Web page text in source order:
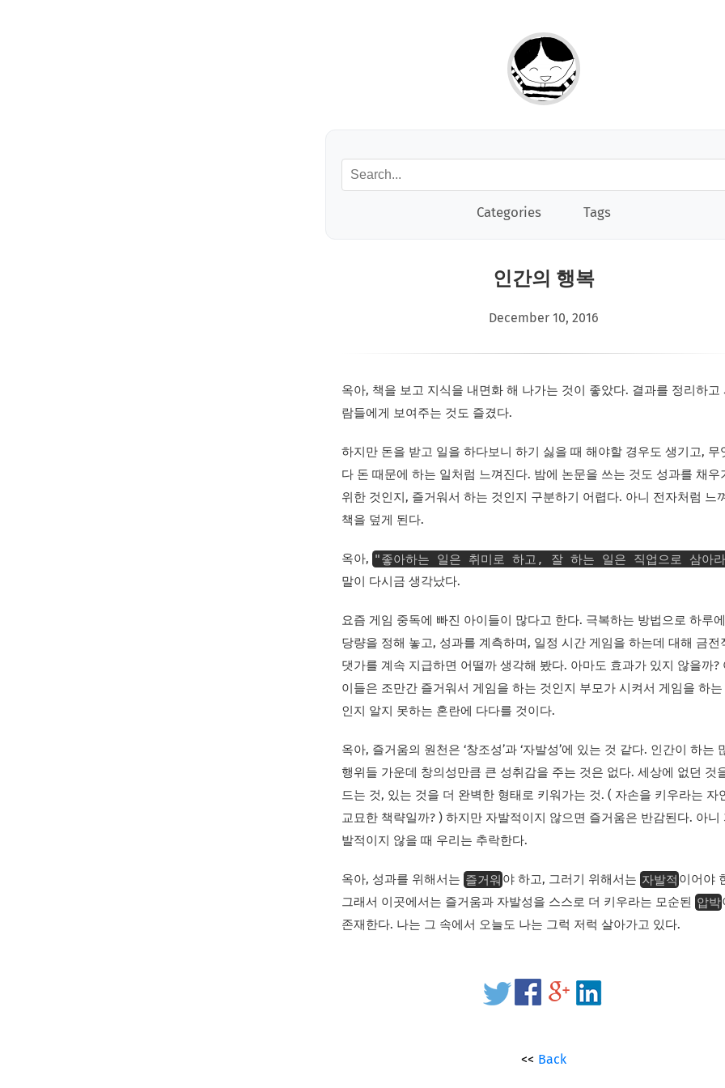
Categories Tags
인간의 행복
December 10, 2016
옥아, 책을 보고 지식을 내면화 해 나가는 것이 좋았다. 결과를 정리하고
람들에게 보여주는 것도 즐겼다.
하지만 돈을 받고 일을 하다보니 하기 싫을 때 해야할 경우도 생기고, 무
다 돈 때문에 하는 일처럼 느껴진다. 밤에 논문을 쓰는 것도 성과를 채우
위한 것인지, 즐거워서 하는 것인지 구분하기 어렵다. 아니 전자처럼 느
책을 덮게 된다.
옥아, "좋아하는 일은 취미로 하고, 잘 하는 일은 직업으로 삼아
말이 다시금 생각났다.
요즘 게임 중독에 빠진 아이들이 많다고 한다. 극복하는 방법으로 하루
당량을 정해 놓고, 성과를 계측하며, 일정 시간 게임을 하는데 대해 금전
댓가를 계속 지급하면 어떨까 생각해 봤다. 아마도 효과가 있지 않을까?
이들은 조만간 즐거워서 게임을 하는 것인지 부모가 시켜서 게임을 하는
인지 알지 못하는 혼란에 다다를 것이다.
옥아, 즐거움의 원천은 ‘창조성’과 ‘자발성’에 있는 것 같다. 인간이 하는
행위들 가운데 창의성만큼 큰 성취감을 주는 것은 없다. 세상에 없던 것
드는 것, 있는 것을 더 완벽한 형태로 키워가는 것. ( 자손을 키우라는 자
교묘한 책략일까? ) 하지만 자발적이지 않으면 즐거움은 반감된다. 아니
발적이지 않을 때 우리는 추락한다.
옥아, 성과를 위해서는 즐거워 야 하고, 그러기 위해서는 자발적 이어야
그래서 이곳에서는 즐거움과 자발성을 스스로 더 키우라는 모순된 압박
존재한다. 나는 그 속에서 오늘도 나는 그럭 저럭 살아가고 있다.
Back